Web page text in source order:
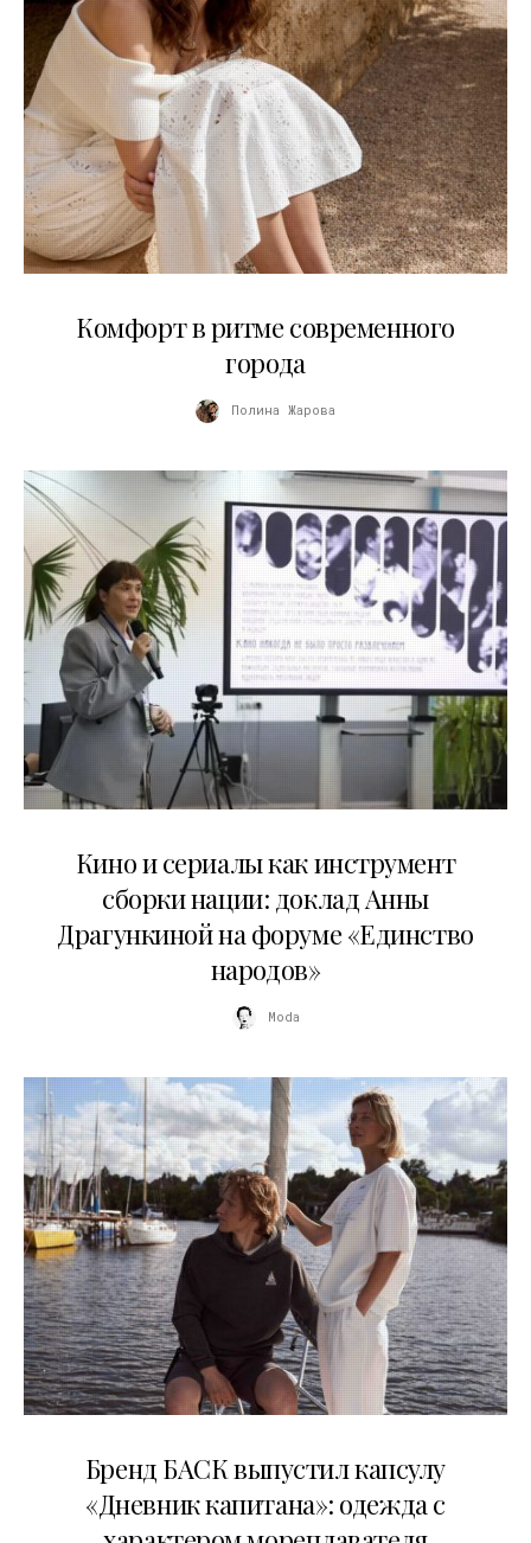
Комфорт в ритме современного
города
Полина Жарова
Кино и сериалы как инструмент
сборки нации: доклад Анны
Драгункиной на форуме «Единство
народов»
Moda
Бренд БАСК выпустил капсулу
«Дневник капитана»: одежда с